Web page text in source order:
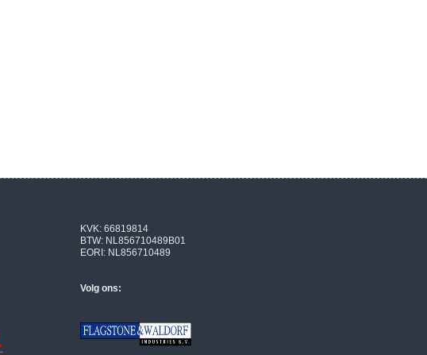
KVK: 66819814
BTW: NL856710489B01
EORI: NL856710489
Volg ons: